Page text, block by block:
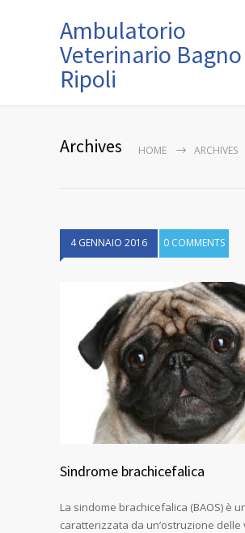
Ambulatorio
Veterinario
Ripoli
Archives HOME ARCHIVES
4 GENNAIO 2016 0 COMMENTS
Sindrome brachicefalica
La sindome brachicefalica (BAOS) è
caratterizzata da un’ostruzione delle